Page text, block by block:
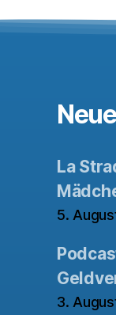
La
5.
3.